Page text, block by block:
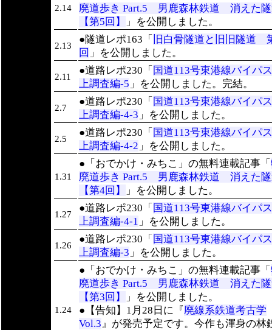
2.14
廃道歩き Part.5 男鹿森林鉄道 消えた
【第5回】
」を公開しました。
2.13
●隧道レポ163「
旧白骨隧道と旧旧隧道
回 」を公開しました。
2.11
●道路レポ230「 国道113号東港線バイパ
上調査編-5 」を公開しました。完結。
2.7
●道路レポ230「 国道113号東港線バイパ
上調査編-4-3 」を公開しました。
2.5
●道路レポ230「 国道113号東港線バイパ
上調査編-4-2 」を公開しました。
1.31
●「おでかけ・みちこ」の無料連載記事「
廃道歩き Part.5 男鹿森林鉄道 消えた
【第4回】
」を公開しました。
1.27
●道路レポ230「 国道113号東港線バイパ
上調査編-4-1 」を公開しました。
1.26
●道路レポ230「 国道113号東港線バイパ
上調査編-3 」を公開しました。
1.24
●「おでかけ・みちこ」の無料連載記事「
廃道歩き Part.5 男鹿森林鉄道 消えた
【第3回】
」を公開しました。
●【告知】1月28日に『廃線系鉄道考古学
Vol.3』が発売予定です。今作も渾身の林